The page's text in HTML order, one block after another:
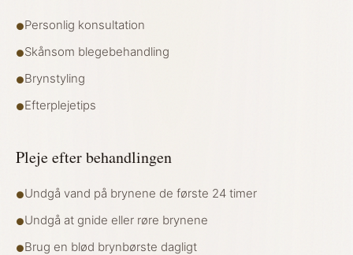
●Personlig konsultation
●Skånsom blegebehandling
●Brynstyling
●Efterplejetips
Pleje efter behandlingen
●Undgå vand på brynene de første 24 timer
●Undgå at gnide eller røre brynene
●Brug en blød brynbørste dagligt